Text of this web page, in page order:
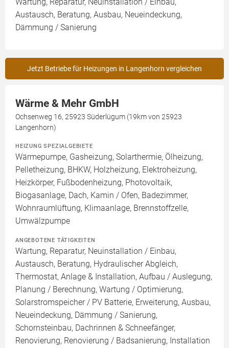
Austausch, Beratung, Ausbau, Neueindeckung,
Dämmung / Sanierung
Jetzt Betriebe für Heizungen in Langenhorn vergleichen
Wärme & Mehr GmbH
Ochsenweg 16, 25923 Süderlügum (19km von 25923
Langenhorn)
HEIZUNG SPEZIALGEBIETE
Wärmepumpe, Gasheizung, Solarthermie, Ölheizung,
Pelletheizung, BHKW, Holzheizung, Elektroheizung,
Heizkörper, Fußbodenheizung, Photovoltaik,
Biogasanlage, Dach, Kamin / Ofen, Badezimmer,
Wohnraumlüftung, Klimaanlage, Brennstoffzelle,
Umwälzpumpe
ANGEBOTENE TÄTIGKEITEN
Wartung, Reparatur, Neuinstallation / Einbau,
Austausch, Beratung, Hydraulischer Abgleich,
Thermostat, Anlage & Installation, Aufbau / Auslegung,
Planung / Berechnung, Wartung / Optimierung,
Solarstromspeicher / PV Batterie, Erweiterung, Ausbau,
Neueindeckung, Dämmung / Sanierung,
Schornsteinbau, Dachrinnen & Schneefänger,
Renovierung, Renovierung / Badsanierung, Installation